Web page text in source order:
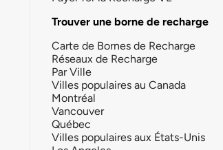
Trouver une borne de recharge
Carte de Bornes de Recharge
Réseaux de Recharge
Par Ville
Villes populaires au Canada
Montréal
Vancouver
Québec
Villes populaires aux États-Unis